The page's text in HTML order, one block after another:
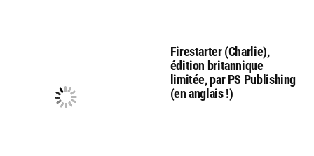
Firestarter (Charlie),
édition britannique
limitée, par PS Publishing
(en anglais !)